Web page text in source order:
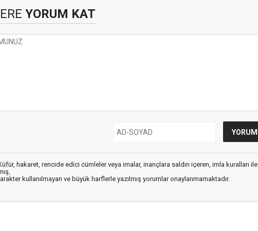
YORUM KAT
hakaret, rencide edici cümleler veya imalar, inançlara saldırı içeren, imla kuralları ile
kullanılmayan ve büyük harflerle yazılmış yorumlar onaylanmamaktadır.